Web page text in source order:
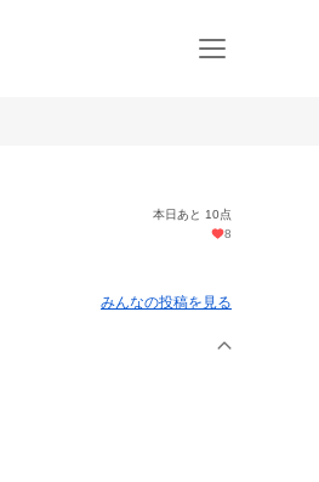
本日あと 10点
8
みんなの投稿を見る